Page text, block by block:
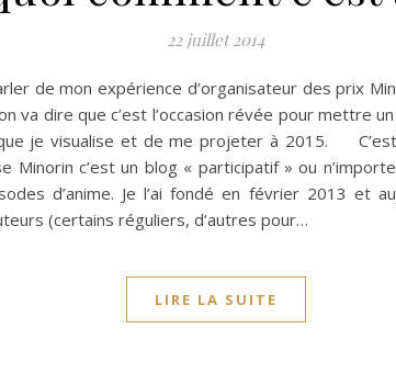
22 juillet 2014
de mon expérience d’organisateur des prix
va dire que c’est l’occasion révée pour mettre
je visualise et de me projeter à 2015.
Minorin c’est un blog « participatif » ou
d’anime. Je l’ai fondé en février 2013 et
(certains réguliers, d’autres pour…
LIRE LA SUITE